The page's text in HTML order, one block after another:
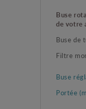
Buse
de votre
Buse de
Filtre
Buse
Portée